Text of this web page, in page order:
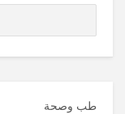
طب وصحة